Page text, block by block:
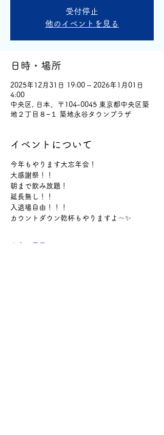
受付停止
他のイベントを見る
日時・場所
2025年12月31日 19:00 – 2026年1月01日
4:00
中央区, 日本、〒104-0045 東京都中央区築
地２丁目８−１ 築地永谷タウンプラザ
イベントについて
今年もやります大忘年会！
大感謝祭！！
朝まで飲み放題！
延長無し！！
入退場自由！！！
カウントダウン乾杯もやりますよ〜✨
さらに表示